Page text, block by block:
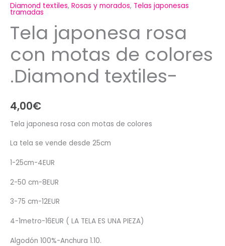
Diamond textiles, Rosas y morados, Telas japonesas
tramadas
Tela japonesa rosa
con motas de colores
.Diamond textiles-
4,00€
Tela japonesa rosa con motas de colores
La tela se vende desde 25cm
1-25cm-4EUR
2-50 cm-8EUR
3-75 cm-12EUR
4-1metro-16EUR ( LA TELA ES UNA PIEZA)
Algodón 100%-Anchura 1.10.